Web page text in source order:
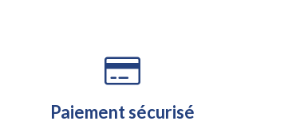
Paiement sécurisé